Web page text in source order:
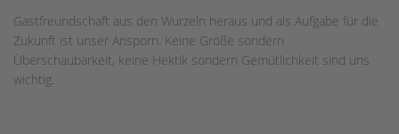
Gastfreundschaft aus den Wurzeln heraus und als Aufgabe für die
Zukunft ist unser Ansporn. Keine Größe sondern
Überschaubarkeit, keine Hektik sondern Gemütlichkeit sind uns
wichtig.